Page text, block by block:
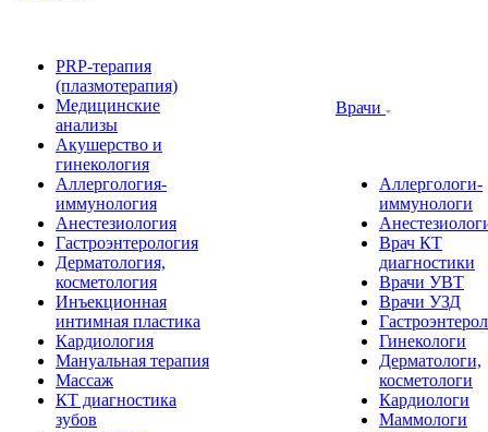
PRP-терапия
(плазмотерапия)
Медицинские
анализы
Акушерство и
гинекология
Аллергология-
иммунология
Анестезиология
Гастроэнтерология
Дерматология,
косметология
Инъекционная
интимная пластика
Кардиология
Мануальная терапия
Массаж
КТ диагностика
зубов
Врачи
Аллергологи-
иммунологи
Врач КТ
диагностики
Врачи УВТ
Врачи УЗД
Гинекологи
Дерматологи,
косметологи
Кардиологи
Маммологи